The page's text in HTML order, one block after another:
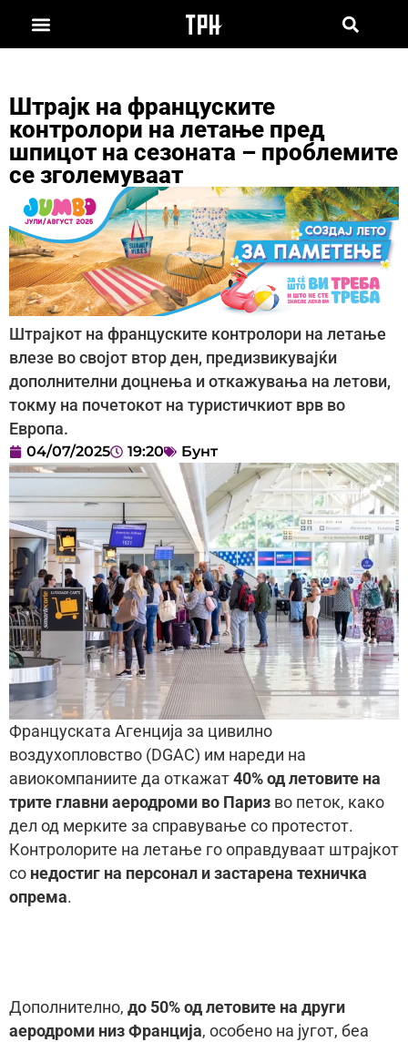
Штрајк на француските
контролори на летање пред
шпицот на сезоната – проблемите
се зголемуваат
Штрајкот на француските контролори на летање
влезе во својот втор ден, предизвикувајќи
дополнителни доцнења и откажувања на летови,
токму на почетокот на туристичкиот врв во
Европа.
04/07/2025 19:20 Бунт
Француската Агенција за цивилно
воздухопловство (DGAC) им нареди на
авиокомпаниите да откажат 40% од летовите на
трите главни аеродроми во Париз во петок, како
дел од мерките за справување со протестот.
Контролорите на летање го оправдуваат штрајкот
со недостиг на персонал и застарена техничка
опрема.
Дополнително, до 50% од летовите на други
аеродроми низ Франција, особено на југот, беа